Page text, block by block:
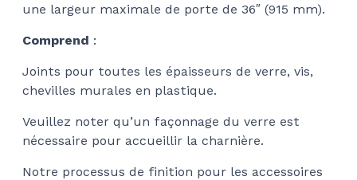
une largeur maximale de porte de 36″ (915 mm).
Comprend :
Joints pour toutes les épaisseurs de verre, vis,
chevilles murales en plastique.
Veuillez noter qu’un façonnage du verre est
nécessaire pour accueillir la charnière.
Notre processus de finition pour les accessoires